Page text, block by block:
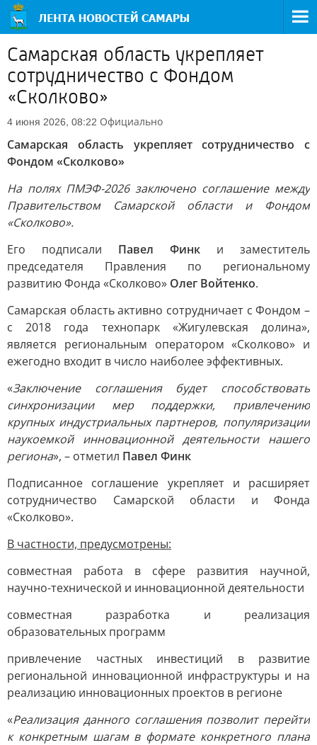
Самарская область укрепляет
сотрудничество с Фондом
«Сколково»
4 июня 2026, 08:22 Официально
Самарская область укрепляет сотрудничество с
Фондом «Сколково»
На полях ПМЭФ-2026 заключено соглашение между
Правительством Самарской области и Фондом
«Сколково».
Его подписали Павел Финк и заместитель
председателя Правления по региональному
развитию Фонда «Сколково» Олег Войтенко.
Самарская область активно сотрудничает с Фондом –
с 2018 года технопарк «Жигулевская долина»,
является региональным оператором «Сколково» и
ежегодно входит в число наиболее эффективных.
«Заключение соглашения будет способствовать
синхронизации мер поддержки, привлечению
крупных индустриальных партнеров, популяризации
наукоемкой инновационной деятельности нашего
региона», – отметил Павел Финк
Подписанное соглашение укрепляет и расширяет
сотрудничество Самарской области и Фонда
«Сколково».
В частности, предусмотрены:
совместная работа в сфере развития научной,
научно-технической и инновационной деятельности
совместная разработка и реализация
образовательных программ
привлечение частных инвестиций в развитие
региональной инновационной инфраструктуры и на
реализацию инновационных проектов в регионе
«Реализация данного соглашения позволит перейти
к конкретным шагам в формате конкретного плана